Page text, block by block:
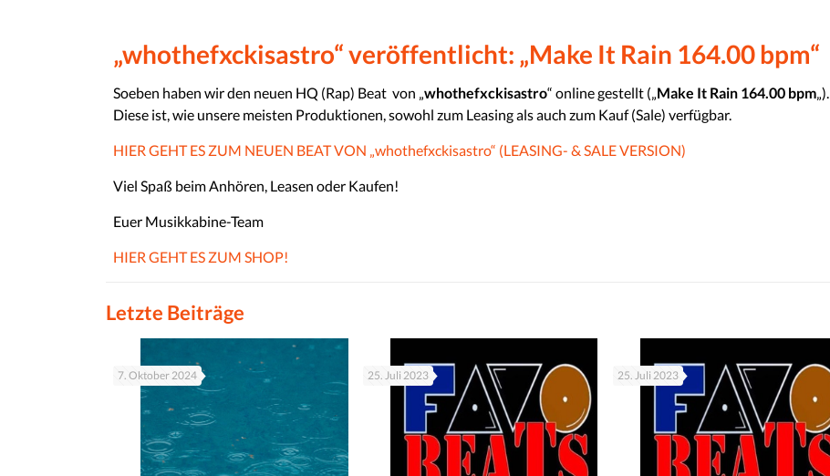
„whothefxckisastro“ veröffentlicht: „Make It Rain 164.00 bpm“
Soeben haben wir den neuen HQ (Rap) Beat von „whothefxckisastro“ online gestellt („Make It Rain 164.00 bpm„).
Diese ist, wie unsere meisten Produktionen, sowohl zum Leasing als auch zum Kauf (Sale) verfügbar.
HIER GEHT ES ZUM NEUEN BEAT VON „whothefxckisastro“ (LEASING- & SALE VERSION)
Viel Spaß beim Anhören, Leasen oder Kaufen!
Euer Musikkabine-Team
HIER GEHT ES ZUM SHOP!
Letzte Beiträge
7. Oktober 2024 25. Juli 2023 25. Juli 2023